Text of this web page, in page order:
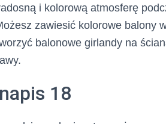
i kolorową atmosferę
zawiesić kolorowe balony
balonowe girlandy na
18